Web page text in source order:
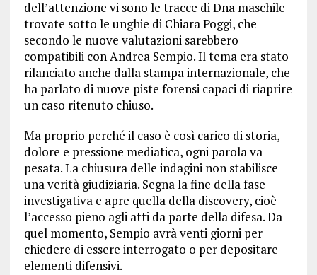
dell’attenzione vi sono le tracce di Dna maschile
trovate sotto le unghie di Chiara Poggi, che
secondo le nuove valutazioni sarebbero
compatibili con Andrea Sempio. Il tema era stato
rilanciato anche dalla stampa internazionale, che
ha parlato di nuove piste forensi capaci di riaprire
un caso ritenuto chiuso.
Ma proprio perché il caso è così carico di storia,
dolore e pressione mediatica, ogni parola va
pesata. La chiusura delle indagini non stabilisce
una verità giudiziaria. Segna la fine della fase
investigativa e apre quella della discovery, cioè
l’accesso pieno agli atti da parte della difesa. Da
quel momento, Sempio avrà venti giorni per
chiedere di essere interrogato o per depositare
elementi difensivi.